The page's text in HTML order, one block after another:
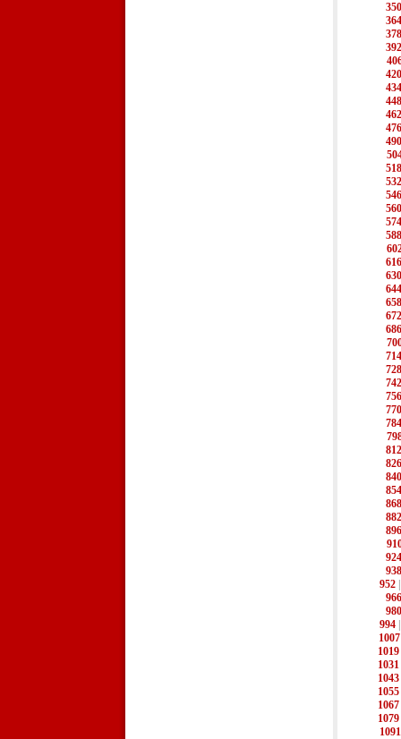
350
364
378
392
420
434
448
462
476
490
518
532
546
560
574
588
616
630
644
658
672
686
714
728
742
756
770
784
812
826
840
854
868
882
896
924
938
952
966
980
994
1007
1019
1031
1043
1055
1067
1079
1091